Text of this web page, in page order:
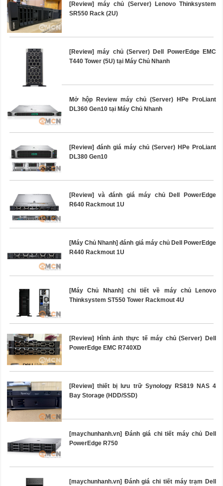
[Review] máy chủ (Server) Lenovo Thinksystem
SR550 Rack (2U)
[Review] máy chủ (Server) Dell PowerEdge EMC
T440 Tower (5U) tại Máy Chủ Nhanh
Mở hộp Review máy chủ (Server) HPe ProLiant
DL360 Gen10 tại Máy Chủ Nhanh
[Review] đánh giá máy chủ (Server) HPe ProLiant
DL380 Gen10
[Review] và đánh giá máy chủ Dell PowerEdge
R640 Rackmout 1U
[Máy Chủ Nhanh] đánh giá máy chủ Dell PowerEdge
R440 Rackmout 1U
[Máy Chủ Nhanh] chi tiết về máy chủ Lenovo
Thinksystem ST550 Tower Rackmout 4U
[Review] Hình ảnh thực tế máy chủ (Server) Dell
PowerEdge EMC R740XD
[Review] thiết bị lưu trữ Synology RS819 NAS 4
Bay Storage (HDD/SSD)
[maychunhanh.vn] Đánh giá chi tiết máy chủ Dell
PowerEdge R750
[maychunhanh.vn] Đánh giá chi tiết máy trạm Dell